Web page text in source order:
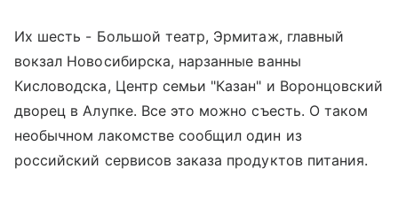
Их шесть - Большой театр, Эрмитаж, главный
вокзал Новосибирска, нарзанные ванны
Кисловодска, Центр семьи "Казан" и Воронцовский
дворец в Алупке. Все это можно съесть. О таком
необычном лакомстве сообщил один из
российский сервисов заказа продуктов питания.